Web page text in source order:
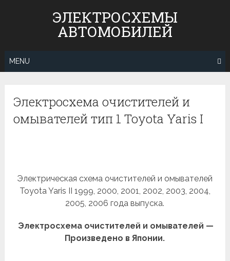
ЭЛЕКТРОСХЕМЫ
АВТОМОБИЛЕЙ
MENU
Электросхема очистителей и
омывателей тип 1 Toyota Yaris I
Электрическая схема очистителей и омывателей
Toyota Yaris II 1999, 2000, 2001, 2002, 2003, 2004,
2005, 2006 года выпуска.
Электросхема очистителей и омывателей —
Произведено в Японии.